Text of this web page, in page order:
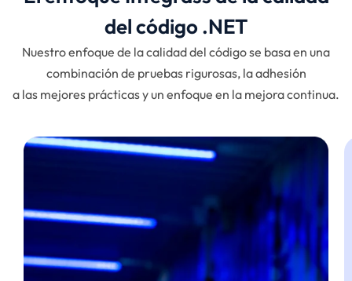
del código .NET
Nuestro enfoque de la calidad del código se basa en una
combinación de pruebas rigurosas, la adhesión
a las mejores prácticas y un enfoque en la mejora continua.